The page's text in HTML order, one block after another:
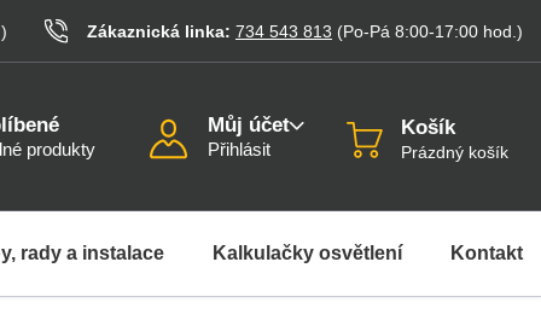
) Zákaznická linka: 734 543 813 (Po-Pá 8:00-17:00 hod. )
produkty
Můj účet
Přihlásit
Košík
Prázdný košík
rady a instalace Kalkulačky osvětlení Kontakt